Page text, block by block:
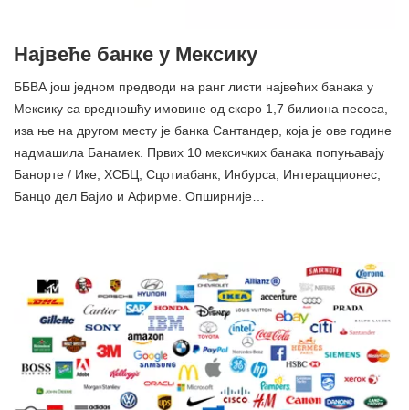
Највеће банке у Мексику
ББВА још једном предводи на ранг листи највећих банака у
Мексику са вредношћу имовине од скоро 1,7 билиона песоса,
иза ње на другом месту је банка Сантандер, која је ове године
надмашила Банамек. Првих 10 мексичких банака попуњавају
Банорте / Ике, ХСБЦ, Сцотиабанк, Инбурса, Интерацционес,
Банцо дел Бајио и Афирме. Опширније…